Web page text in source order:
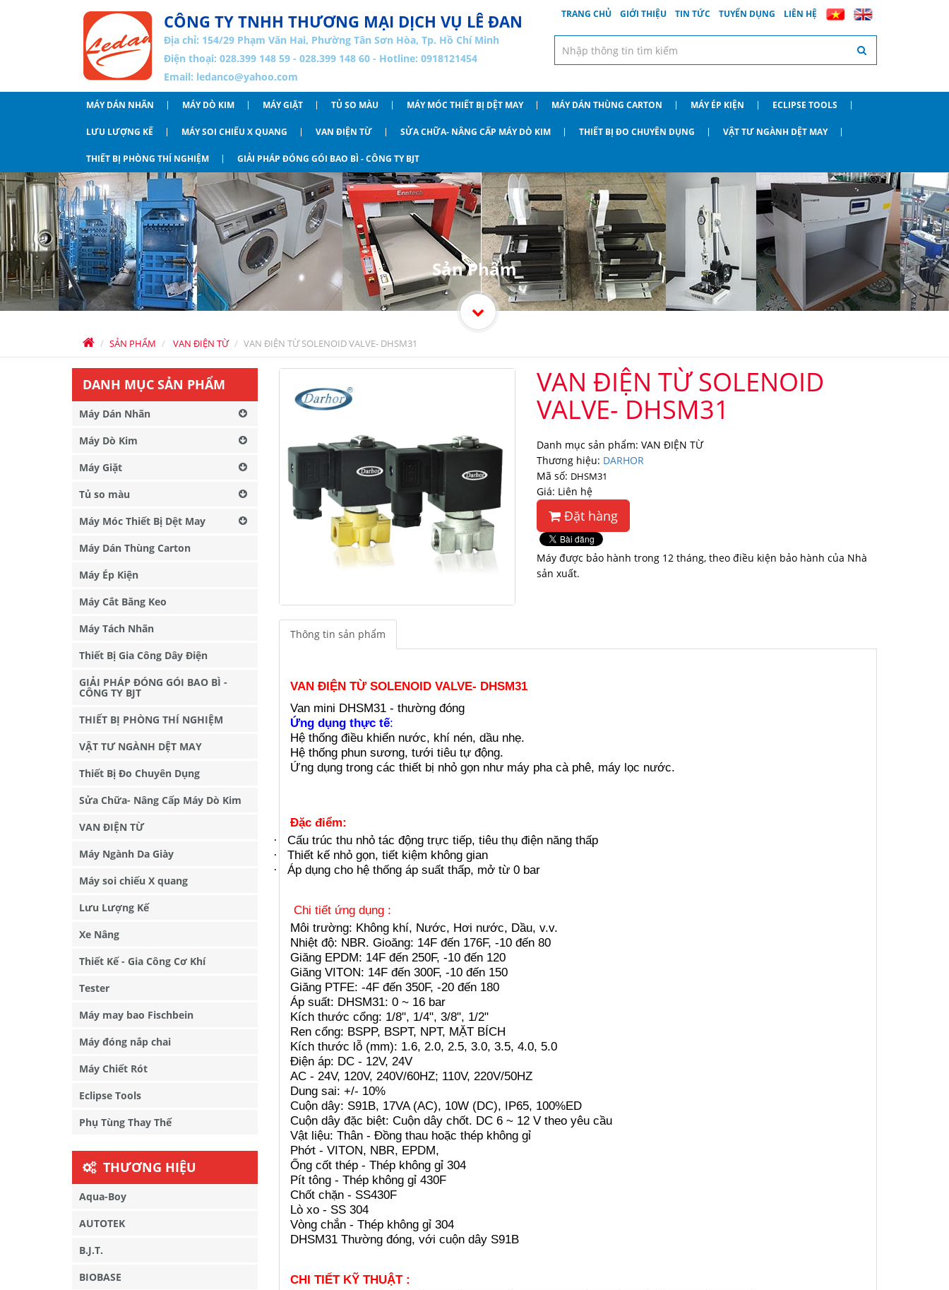
CÔNG TY TNHH THƯƠNG MẠI DỊCH VỤ LÊ ĐAN
Địa chỉ: 154/29 Phạm Văn Hai, Phường Tân Sơn Hòa, Tp. Hồ Chí Minh
Điện thoại: 028.399 148 59 - 028.399 148 60 - Hotline: 0918121454
Email: ledanco@yahoo.com
TRANG CHỦ GIỚI THIỆU TIN TỨC TUYỂN DỤNG LIÊN HỆ
MÁY DÁN NHÃN MÁY DÒ KIM MÁY GIẶT TỦ SO MÀU MÁY MÓC THIẾT BỊ DỆT MAY MÁY DÁN THÙNG CARTON MÁY ÉP KIỆN ECLIPSE TOOLS
LƯU LƯỢNG KẾ MÁY SOI CHIẾU X QUANG VAN ĐIỆN TỪ SỬA CHỮA- NÂNG CẤP MÁY DÒ KIM THIẾT BỊ ĐO CHUYÊN DỤNG VẬT TƯ NGÀNH DỆT MAY
THIẾT BỊ PHÒNG THÍ NGHIỆM GIẢI PHÁP ĐÓNG GÓI BAO BÌ - CÔNG TY BJT
SẢN PHẨM VAN ĐIỆN TỪ VAN ĐIỆN TỪ SOLENOID VALVE- DHSM31
Sản Phẩm
VAN ĐIỆN TỪ SOLENOID
VALVE- DHSM31
Danh mục sản phẩm: VAN ĐIỆN TỪ
Thương hiệu: DARHOR
Mã số: DHSM31
Giá: Liên hệ
Đặt hàng
Máy được bảo hành trong 12 tháng, theo điều kiện bảo hành của Nhà
sản xuất.
Thông tin sản phẩm
VAN ĐIỆN TỪ SOLENOID VALVE- DHSM31
Van mini DHSM31 - thường đóng
Ứng dụng thực tế:
Hệ thống điều khiển nước, khí nén, dầu nhẹ.
Hệ thống phun sương, tưới tiêu tự động.
Ứng dụng trong các thiết bị nhỏ gọn như máy pha cà phê, máy lọc nước.
Đặc điểm:
· Cấu trúc thu nhỏ tác động trực tiếp, tiêu thụ điện năng thấp
· Thiết kế nhỏ gọn, tiết kiệm không gian
· Áp dụng cho hệ thống áp suất thấp, mở từ 0 bar
Chi tiết ứng dụng :
Môi trường: Không khí, Nước, Hơi nước, Dầu, v.v.
Nhiệt độ: NBR. Gioăng: 14F đến 176F, -10 đến 80
Giăng EPDM: 14F đến 250F, -10 đến 120
Giăng VITON: 14F đến 300F, -10 đến 150
Giăng PTFE: -4F đến 350F, -20 đến 180
Áp suất: DHSM31: 0 ~ 16 bar
Kích thước cổng: 1/8", 1/4", 3/8", 1/2"
Ren cổng: BSPP, BSPT, NPT, MẶT BÍCH
Kích thước lỗ (mm): 1.6, 2.0, 2.5, 3.0, 3.5, 4.0, 5.0
Điện áp: DC - 12V, 24V
AC - 24V, 120V, 240V/60HZ; 110V, 220V/50HZ
Dung sai: +/- 10%
Cuộn dây: S91B, 17VA (AC), 10W (DC), IP65, 100%ED
Cuộn dây đặc biệt: Cuộn dây chốt. DC 6 ~ 12 V theo yêu cầu
Vật liệu: Thân - Đồng thau hoặc thép không gỉ
Phớt - VITON, NBR, EPDM,
Ống cốt thép - Thép không gỉ 304
Pít tông - Thép không gỉ 430F
Chốt chặn - SS430F
Lò xo - SS 304
Vòng chắn - Thép không gỉ 304
DHSM31 Thường đóng, với cuộn dây S91B
CHI TIẾT KỸ THUẬT :
DANH MỤC SẢN PHẨM
Máy Dán Nhãn
Máy Dò Kim
Máy Giặt
Tủ so màu
Máy Móc Thiết Bị Dệt May
Máy Dán Thùng Carton
Máy Ép Kiện
Máy Cắt Băng Keo
Máy Tách Nhãn
Thiết Bị Gia Công Dây Điện
GIẢI PHÁP ĐÓNG GÓI BAO BÌ -
CÔNG TY BJT
THIẾT BỊ PHÒNG THÍ NGHIỆM
VẬT TƯ NGÀNH DỆT MAY
Thiết Bị Đo Chuyên Dụng
Sửa Chữa- Nâng Cấp Máy Dò Kim
VAN ĐIỆN TỪ
Máy Ngành Da Giày
Máy soi chiếu X quang
Lưu Lượng Kế
Xe Nâng
Thiết Kế - Gia Công Cơ Khí
Tester
Máy may bao Fischbein
Máy đóng nắp chai
Máy Chiết Rót
Eclipse Tools
Phụ Tùng Thay Thế
THƯƠNG HIỆU
Aqua-Boy
AUTOTEK
B.J.T.
BIOBASE